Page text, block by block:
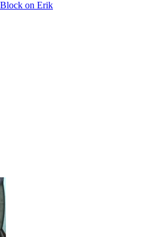
on Erik